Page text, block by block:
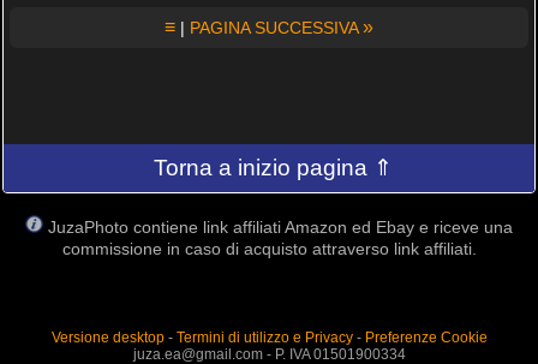
≡ | PAGINA SUCCESSIVA»
Torna a inizio pagina ⇑
JuzaPhoto contiene link affiliati Amazon ed Ebay e riceve una
commissione in caso di acquisto attraverso link affiliati.
Versione desktop- Termini di utilizzo e Privacy- Preferenze Cookie
juza.ea@gmail.com - P. IVA 01501900334